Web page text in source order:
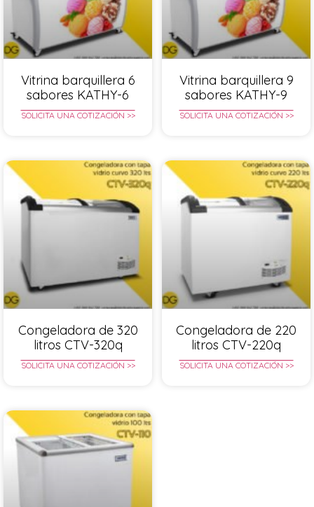
Vitrina barquillera 6
sabores KATHY-6
SOLICITA UNA COTIZACIÓN >>
Vitrina barquillera 9
sabores KATHY-9
SOLICITA UNA COTIZACIÓN >>
Congeladora de 320
litros CTV-320q
SOLICITA UNA COTIZACIÓN >>
Congeladora de 220
litros CTV-220q
SOLICITA UNA COTIZACIÓN >>